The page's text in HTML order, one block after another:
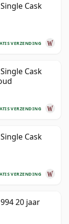
Cask
VERZENDING
Cask
VERZENDING
Cask
VERZENDING
20 jaar